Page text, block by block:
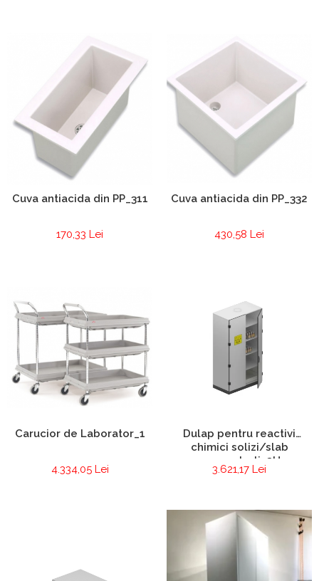
Cuva antiacida din PP_311
170,33 Lei
Cuva antiacida din PP_332
430,58 Lei
Carucior de Laborator_1
4.334,05 Lei
Dulap pentru reactivi
chimici solizi/slab
concentrati_2U
3.621,17 Lei